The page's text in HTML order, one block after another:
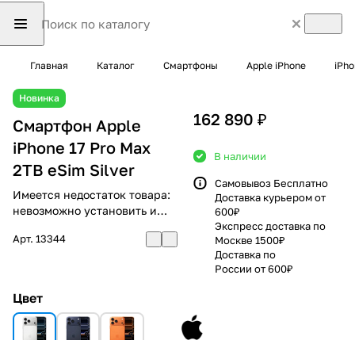
Главная Каталог Смартфоны Apple iPhone
Новинка
Смартфон Apple
iPhone 17 Pro Max
2TB eSim Silver
Имеется недостаток товара:
невозможно установить и
Арт. 13344
Цвет
162 890 ₽
В наличии
Самовывоз Бесплатно
Доставка курьером от
600₽
Экспресс доставка по
Москве 1500₽
Доставка по
России от 600₽